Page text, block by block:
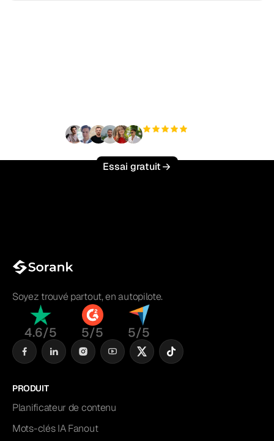
Essai gratuit
Soyez trouvé partout, en autopilote.
4.6/5 5/5 5/5
PRODUIT
Planificateur de contenu
Mots-clés IA Fanout